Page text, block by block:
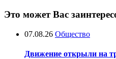
Это может Вас
07.08.26 Общество
Движение открыли на